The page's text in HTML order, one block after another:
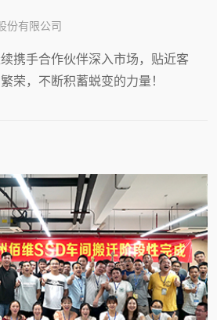
份有限公司
携手合作伙伴深入市场，贴近客
荣，不断积蓄蜕变的力量！